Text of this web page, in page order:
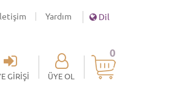
Yardım Dil
0
GIRIŞI ÜYE OL